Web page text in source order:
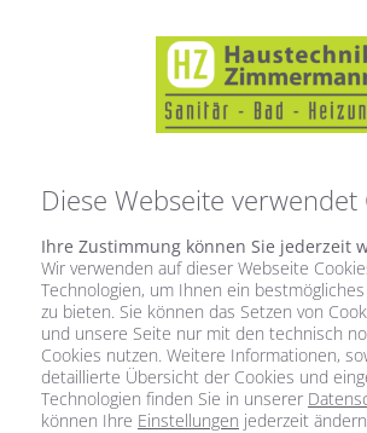
Diese Webseite verwendet
Ihre Zustimmung können Sie jederzeit
Wir verwenden auf dieser Webseite
Technologien, um Ihnen ein
zu bieten. Sie können das Setzen von
und unsere Seite nur mit den technisch
Cookies nutzen. Weitere Informationen,
detaillierte Übersicht der Cookies und
Technologien finden Sie in unserer
können Ihre Einstellungen jederzeit